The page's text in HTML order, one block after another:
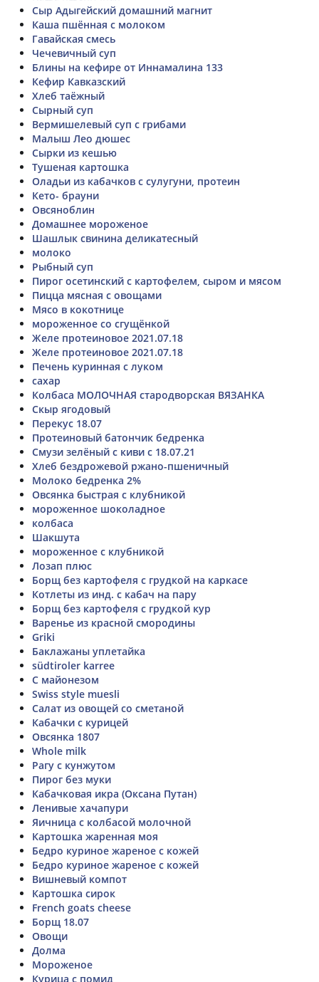
Сыр Адыгейский домашний магнит
Каша пшённая с молоком
Гавайская смесь
Чечевичный суп
Блины на кефире от Иннамалина 133
Кефир Кавказский
Хлеб таёжный
Сырный суп
Вермишелевый суп с грибами
Малыш Лео дюшес
Сырки из кешью
Тушеная картошка
Оладьи из кабачков с сулугуни, протеин
Кето- брауни
Овсяноблин
Домашнее мороженое
Шашлык свинина деликатесный
молоко
Рыбный суп
Пирог осетинский с картофелем, сыром и мясом
Пицца мясная с овощами
Мясо в кокотнице
мороженное со сгущёнкой
Желе протеиновое 2021.07.18
Желе протеиновое 2021.07.18
Печень куринная с луком
сахар
Колбаса МОЛОЧНАЯ стародворская ВЯЗАНКА
Скыр ягодовый
Перекус 18.07
Протеиновый батончик бедренка
Смузи зелёный с киви с 18.07.21
Хлеб бездрожевой ржано-пшеничный
Молоко бедренка 2%
Овсянка быстрая с клубникой
мороженное шоколадное
колбаса
Шакшута
мороженное с клубникой
Лозап плюс
Борщ без картофеля с грудкой на каркасе
Котлеты из инд. с кабач на пару
Борщ без картофеля с грудкой кур
Варенье из красной смородины
Griki
Баклажаны уплетайка
südtiroler karree
С майонезом
Swiss style muesli
Салат из овощей со сметаной
Кабачки с курицей
Овсянка 1807
Whole milk
Рагу с кунжутом
Пирог без муки
Кабачковая икра (Оксана Путан)
Ленивые хачапури
Яичница с колбасой молочной
Картошка жаренная моя
Бедро куриное жареное с кожей
Бедро куриное жареное с кожей
Вишневый компот
Картошка сирок
French goats cheese
Борщ 18.07
Овощи
Долма
Мороженое
Курица с помид